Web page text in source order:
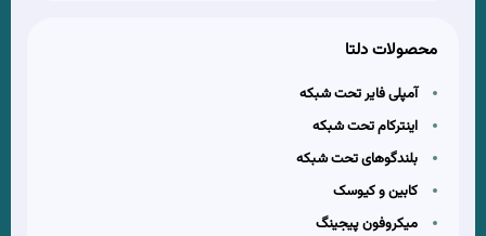
محصولات دلتا
آمپلی فایر تحت شبکه
اینترکام تحت شبکه
بلندگوهای تحت شبکه
کابین و کیوسک
میکروفون پیجینگ